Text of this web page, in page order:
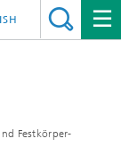
Festkörper-